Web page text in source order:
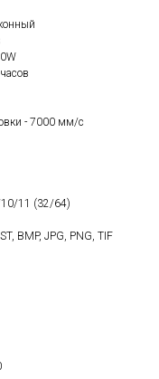
- 7000 мм/с
10/11 (32/64)
BMP, JPG, PNG, TIF